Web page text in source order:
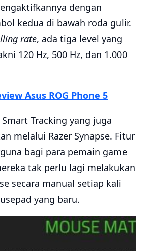
dengan
kedua di bawah roda gulir.
rate, ada tiga level yang
120 Hz, 500 Hz, dan 1.000
Asus ROG Phone 5
Tracking yang juga
melalui Razer Synapse. Fitur
bagi para pemain game
tak perlu lagi melakukan
secara manual setiap kali
yang baru.